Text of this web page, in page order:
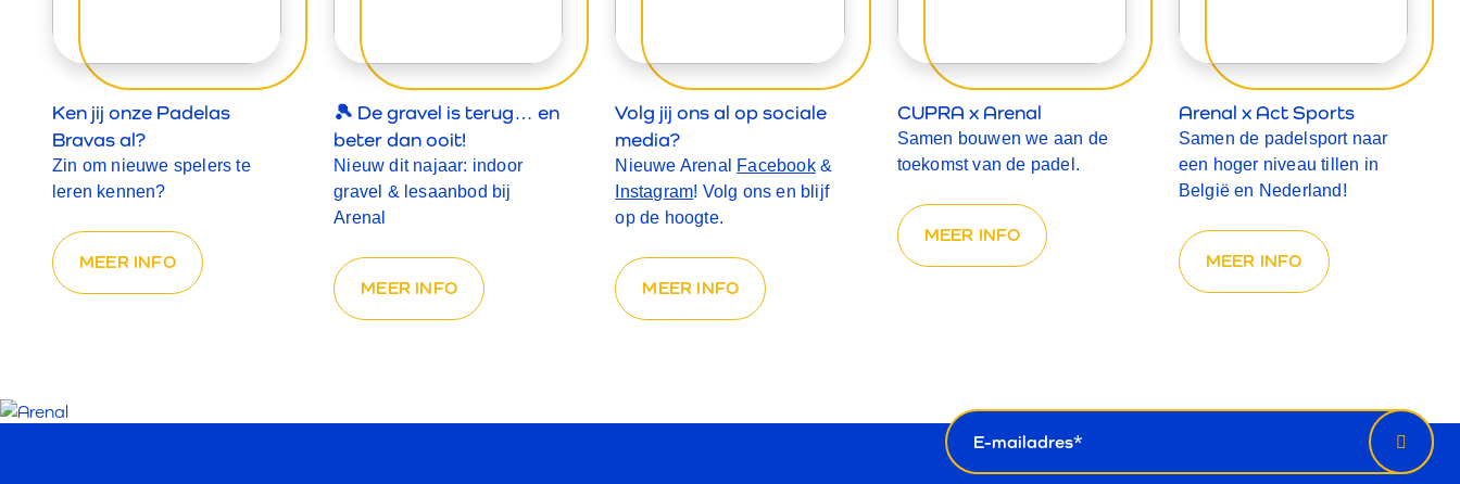
Ken jij onze Padelas
Bravas al?
Zin om nieuwe spelers te
leren kennen?
MEER INFO
🎾 De gravel is terug… en
beter dan ooit!
Nieuw dit najaar: indoor
gravel & lesaanbod bij
Arenal
MEER INFO
Volg jij ons al op sociale
media?
Nieuwe Arenal Facebook&
Instagram! Volg ons en blijf
op de hoogte.
MEER INFO
CUPRA x Arenal
Samen bouwen we aan de
toekomst van de padel.
MEER INFO
Arenal x Act Sports
Samen de padelsport naar
een hoger niveau tillen in
België en Nederland!
MEER INFO
email